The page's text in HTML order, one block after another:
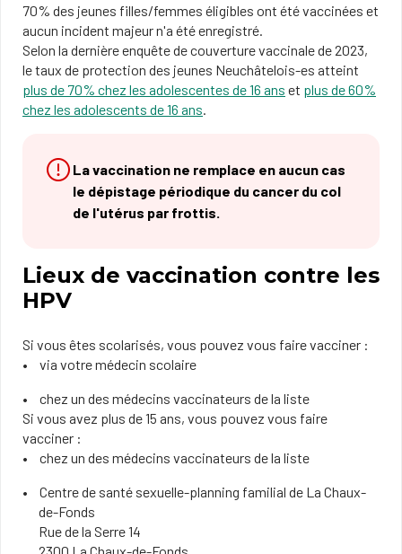
70% des jeunes filles/femmes éligibles ont été vaccinées et
aucun incident majeur n'a été enregistré.
Selon la dernière enquête de couverture vaccinale de 2023,
le taux de protection des jeunes Neuchâtelois-es atteint
plus de 70% chez les adolescentes de 16 ans et plus de 60%
chez les adolescents de 16 ans.
La vaccination ne remplace en aucun cas
le dépistage périodique du cancer du col
de l'utérus par frottis.
Lieux de vaccination contre les
HPV
Si vous êtes scolarisés, vous pouvez vous faire vacciner :
via votre médecin scolaire
chez un des médecins vaccinateurs de la liste​​
Si vous avez plus de 15 ans, vous pouvez vous faire
vacciner :
chez un des médecins vaccinateurs​​​​​​​​​​ de la liste
Centre de santé sexuelle-planning familial de La Chaux-
de-Fonds
Rue de la Serre 14